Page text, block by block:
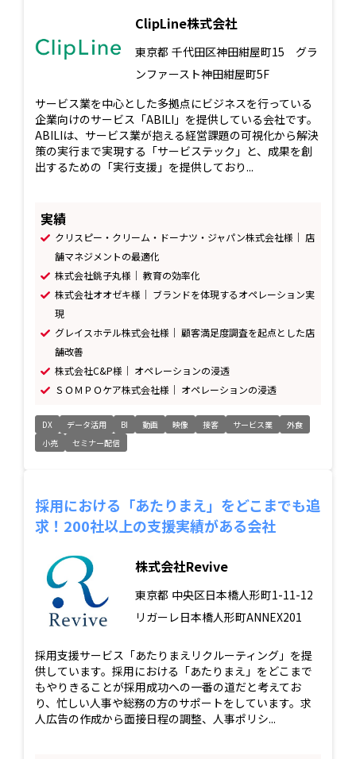
ClipLine株式会社
東京都 千代田区神田紺屋町15 グラ
ンファースト神田紺屋町5F
サービス業を中心とした多拠点にビジネスを行っている
企業向けのサービス「ABILI」を提供している会社です。
ABILIは、サービス業が抱える経営課題の可視化から解決
策の実行まで実現する「サービステック」と、成果を創
出するための「実行支援」を提供しており...
実績
クリスピー・クリーム・ドーナツ・ジャパン株式会社様｜ 店
舗マネジメントの最適化
株式会社銚子丸様｜ 教育の効率化
株式会社オオゼキ様｜ ブランドを体現するオペレーション実
現
グレイスホテル株式会社様｜ 顧客満足度調査を起点とした店
舗改善
株式会社C&P様｜ オペレーションの浸透
ＳＯＭＰＯケア株式会社様｜ オペレーションの浸透
DX データ活用 BI 動画 映像 接客 サービス業
外食
小売
セミナー配信
採用における「あたりまえ」をどこまでも追
求！200社以上の支援実績がある会社
株式会社Revive
東京都 中央区日本橋人形町1-11-12
リガーレ日本橋人形町ANNEX201
採用支援サービス「あたりまえリクルーティング」を提
供しています。採用における「あたりまえ」をどこまで
もやりきることが採用成功への一番の道だと考えてお
り、忙しい人事や総務の方のサポートをしています。求
人広告の作成から面接日程の調整、人事ポリシ...